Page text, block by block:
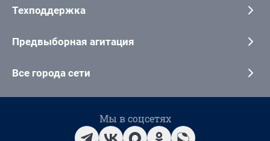
Техподдержка
Предвыборная агитация
Все города сети
Мы в соцсетях